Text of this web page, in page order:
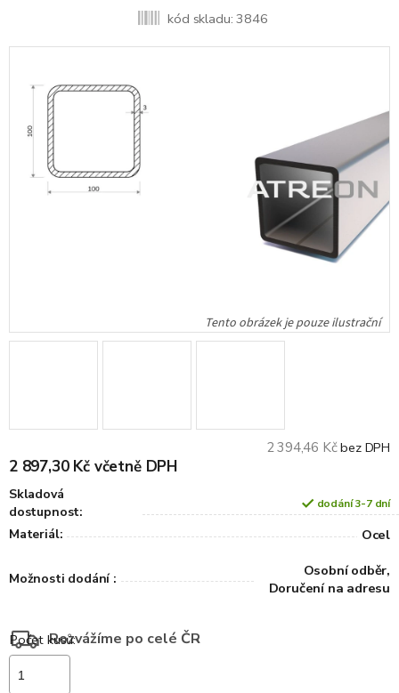
kód skladu: 3846
2 394,46 Kčbez DPH
2 897,30 Kč včetně DPH
Skladová
dostupnost:
dodání 3-7 dní
Materiál: Ocel
Možnosti dodání :
Osobní odběr,
Doručení na adresu
Rozvážíme po celé ČR